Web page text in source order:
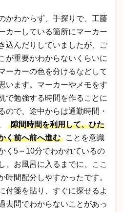
かわからず、手探りで、工藤
カーしている箇所にマーカー
込んだりしていましたが、ご
が重要かわからないくらいに
ーカーの色を分けるなどして
います。マーカーやメモをす
で勉強する時間を作ることに
ので、途中からは通勤時間・
隙間時間を利用して、ひた
く前へ前へ進む
ことを意識
く5～10分でわかれているの
、お風呂に入るまでに、ここ
時間配分しやすかったです。
付箋を貼り、すぐに探せるよ
去問でわからないことがあっ